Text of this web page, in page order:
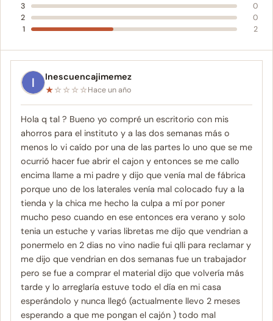
3
0
2
0
1
2
Inescuencajimemez
★☆☆☆☆Hace un año
Hola q tal ? Bueno yo compré un escritorio con mis
ahorros para el instituto y a las dos semanas más o
menos lo vi caído por una de las partes lo uno que se me
ocurrió hacer fue abrir el cajon y entonces se me callo
encima llame a mi padre y dijo que venía mal de fábrica
porque uno de los laterales venía mal colocado fuy a la
tienda y la chica me hecho la culpa a mí por poner
mucho peso cuando en ese entonces era verano y solo
tenia un estuche y varias libretas me dijo que vendrian a
ponermelo en 2 dias no vino nadie fui qlli para reclamar y
me dijo que vendrian en dos semanas fue un trabajador
pero se fue a comprar el material dijo que volvería más
tarde y lo arreglaría estuve todo el día en mi casa
esperándolo y nunca llegó (actualmente llevo 2 meses
esperando a que me pongan el cajón ) todo mal